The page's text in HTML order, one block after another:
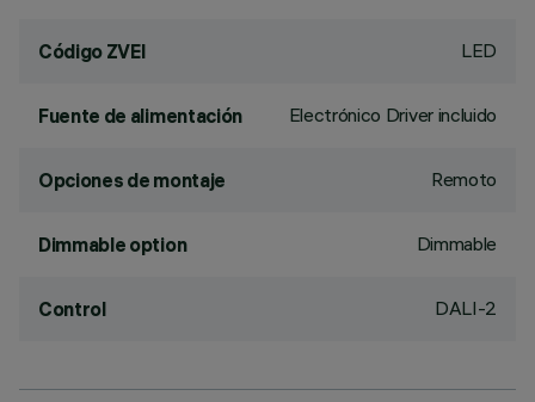
Código ZVEI LED
Fuente de alimentación Electrónico Driver incluido
Opciones de montaje Remoto
Dimmable option Dimmable
Control DALI-2